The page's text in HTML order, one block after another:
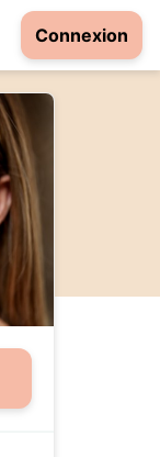
Connexion